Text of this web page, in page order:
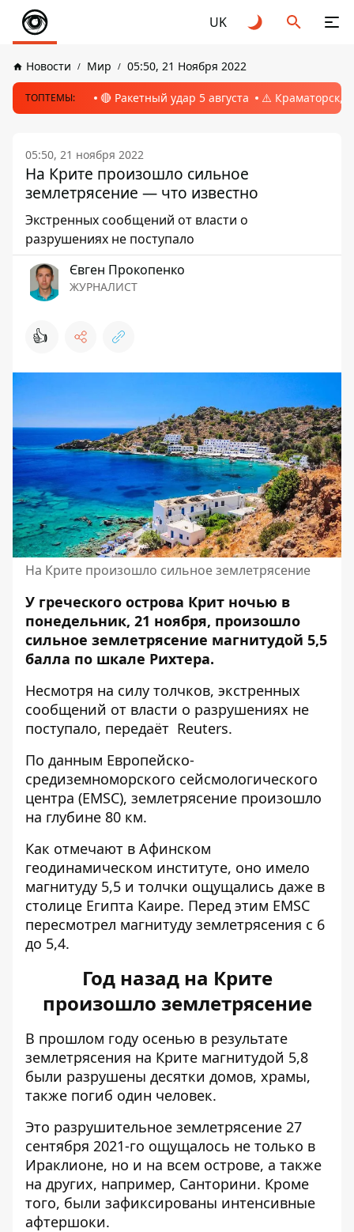
UK
Новости Мир 05:50, 21 Ноября 2022
ТОПТЕМЫ: 🔴 Ракетный удар 5 августа ⚠️ Краматорск,
05:50, 21 ноября 2022
На Крите произошло сильное
землетрясение — что известно
Экстренных сообщений от власти о
разрушениях не поступало
Євген Прокопенко
ЖУРНАЛИСТ
👍
На Крите произошло сильное землетрясение
У греческого острова Крит ночью в
понедельник, 21 ноября, произошло
сильное землетрясение магнитудой 5,5
балла по шкале Рихтера.
Несмотря на силу толчков, экстренных
сообщений от власти о разрушениях не
поступало, передаёт Reuters.
По данным Европейско-
средиземноморского сейсмологического
центра (EMSC), землетрясение произошло
на глубине 80 км.
Как отмечают в Афинском
геодинамическом институте, оно имело
магнитуду 5,5 и толчки ощущались даже в
столице Египта Каире. Перед этим EMSC
пересмотрел магнитуду землетрясения с 6
до 5,4.
Год назад на Крите
произошло землетрясение
В прошлом году осенью в результате
землетрясения на Крите магнитудой 5,8
были разрушены десятки домов, храмы,
также погиб один человек.
Это разрушительное землетрясение 27
сентября 2021-го ощущалось не только в
Ираклионе, но и на всем острове, а также
на других, например, Санторини. Кроме
того, были зафиксированы интенсивные
афтершоки.